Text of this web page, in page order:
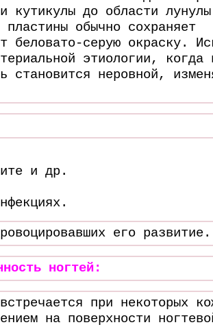
кутикулы до области
обычно сохраняет
беловато-серую окраску.
этиологии, когда
становится неровной,
и др.
его развитие.
ногтей:
при некоторых
на поверхности